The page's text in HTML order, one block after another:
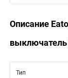
Описание
Тип